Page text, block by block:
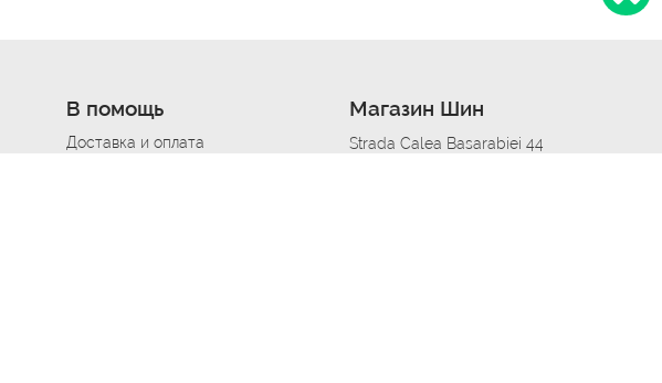
В помощь
Доставка и оплата
Магазин Шин
Strada Calea Basarabiei 44